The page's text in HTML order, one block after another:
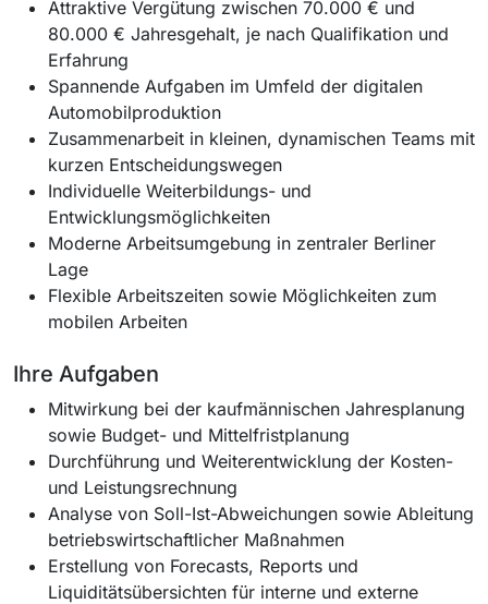
Attraktive Vergütung zwischen 70.000 € und
80.000 € Jahresgehalt, je nach Qualifikation und
Erfahrung
Spannende Aufgaben im Umfeld der digitalen
Automobilproduktion
Zusammenarbeit in kleinen, dynamischen Teams mit
kurzen Entscheidungswegen
Individuelle Weiterbildungs- und
Entwicklungsmöglichkeiten
Moderne Arbeitsumgebung in zentraler Berliner
Lage
Flexible Arbeitszeiten sowie Möglichkeiten zum
mobilen Arbeiten
Ihre Aufgaben
Mitwirkung bei der kaufmännischen Jahresplanung
sowie Budget- und Mittelfristplanung
Durchführung und Weiterentwicklung der Kosten-
und Leistungsrechnung
Analyse von Soll-Ist-Abweichungen sowie Ableitung
betriebswirtschaftlicher Maßnahmen
Erstellung von Forecasts, Reports und
Liquiditätsübersichten für interne und externe